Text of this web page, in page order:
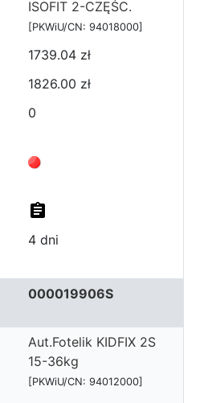
ISOFIT 2-CZĘŚC.
[PKWiU/CN: 94018000]
1739.04 zł
1826.00 zł
0
4 dni
000019906S
Aut.Fotelik KIDFIX 2S
15-36kg
[PKWiU/CN: 94012000]